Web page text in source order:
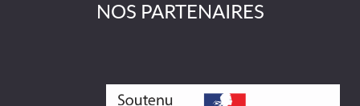
NOS PARTENAIRES